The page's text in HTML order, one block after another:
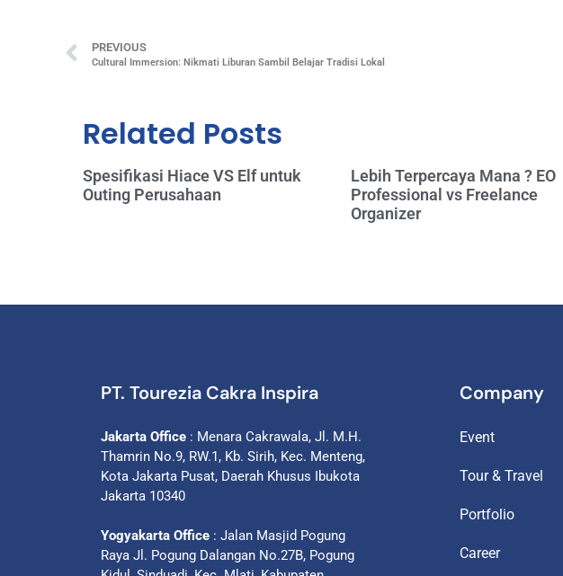
PREVIOUS
Cultural Immersion: Nikmati Liburan Sambil Belajar Tradisi Lokal
Related Posts
Spesifikasi Hiace VS Elf untuk
Outing Perusahaan
Lebih Terpercaya Mana ? EO
Professional vs Freelance
Organizer
PT. Tourezia Cakra Inspira
Jakarta Office : Menara Cakrawala, Jl. M.H.
Thamrin No.9, RW.1, Kb. Sirih, Kec. Menteng,
Kota Jakarta Pusat, Daerah Khusus Ibukota
Jakarta 10340
Yogyakarta Office : Jalan Masjid Pogung
Raya Jl. Pogung Dalangan No.27B, Pogung
Company
Event
Tour & Travel
Portfolio
Career